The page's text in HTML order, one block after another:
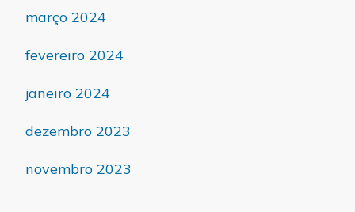
março 2024
fevereiro 2024
janeiro 2024
dezembro 2023
novembro 2023